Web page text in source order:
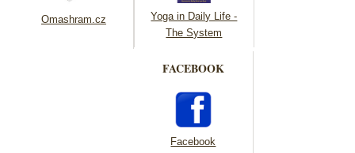
Omashram.cz
Yoga in Daily Life -
The System
FACEBOOK
Facebook